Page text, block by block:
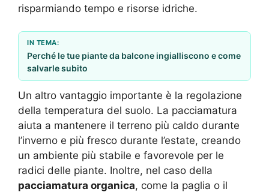
risparmiando tempo e risorse idriche.
IN TEMA:
Perché le tue piante da balcone ingialliscono e come
salvarle subito
Un altro vantaggio importante è la regolazione
della temperatura del suolo. La pacciamatura
aiuta a mantenere il terreno più caldo durante
l’inverno e più fresco durante l’estate, creando
un ambiente più stabile e favorevole per le
radici delle piante. Inoltre, nel caso della
pacciamatura organica, come la paglia o il